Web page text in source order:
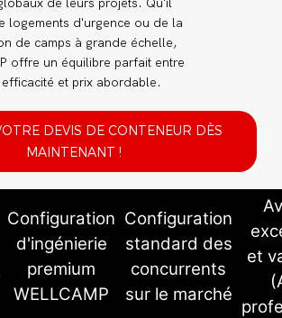
logements d'urgence ou de la
de camps à grande échelle,
offre un équilibre parfait entre
et prix abordable.
DEVIS DE CONTENEUR DÈS
MAINTENANT !
Configuration
d'ingénierie
premium
WELLCAMP
Configuration
standard des
concurrents
sur le marché
et